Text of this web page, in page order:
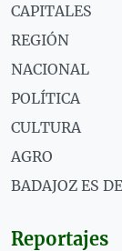
CAPITALES
REGIÓN
NACIONAL
POLÍTICA
CULTURA
AGRO
BADAJOZ ES
Reportajes